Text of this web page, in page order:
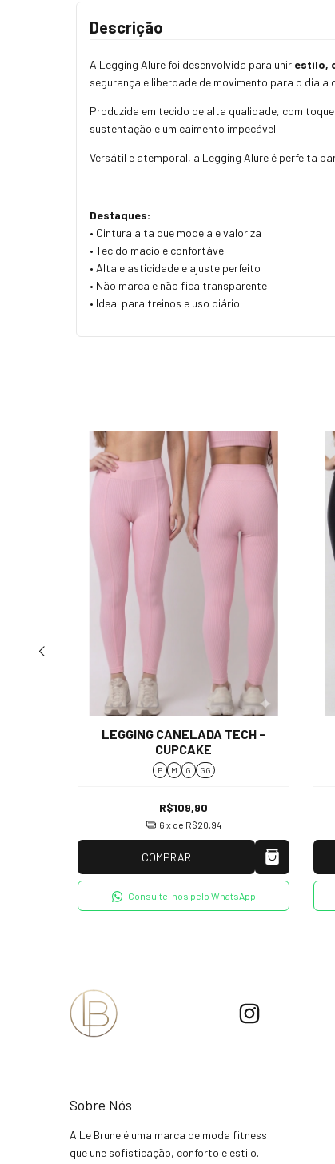
Descrição
A Legging Alure foi desenvolvida para unir estilo,
segurança e liberdade de movimento para o dia a
Produzida em tecido de alta qualidade, com
sustentação e um caimento impecável.
Versátil e atemporal, a Legging Alure é perfeita
Destaques:
• Cintura alta que modela e valoriza
• Tecido macio e confortável
• Alta elasticidade e ajuste perfeito
• Não marca e não fica transparente
• Ideal para treinos e uso diário
LEGGING CANELADA TECH -
CUPCAKE
P M G GG
R$109,90
6 x de R$20,94
COMPRAR
Consulte-nos pelo WhatsApp
Sobre Nós
A Le Brune é uma marca de moda fitness
que une sofisticação, conforto e estilo.